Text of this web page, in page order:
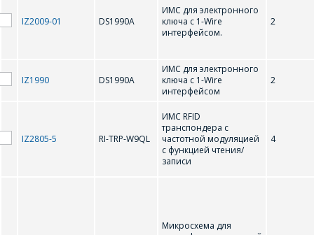
IZ2009-01 DS1990A
ИМС для электронного
ключа с 1-Wire
интерфейсом.
2
IZ1990 DS1990A
ИМС для электронного
ключа с 1-Wire
интерфейсом
2
IZ2805-5 RI-TRP-W9QL
ИМС RFID
транспондера с
частотной модуляцией
с функцией чтения/
записи
4
Микросхема для